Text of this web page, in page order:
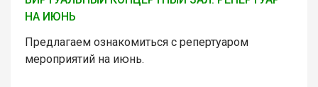
НА ИЮНЬ
Предлагаем ознакомиться с репертуаром
мероприятий на июнь.